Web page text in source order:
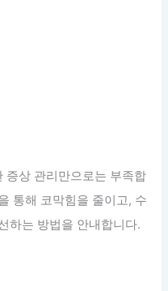
증상 관리만으로는 부족합
통해 코막힘을 줄이고, 수
하는 방법을 안내합니다.